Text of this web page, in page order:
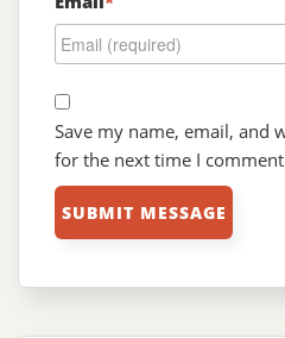
Save my name, email, and
for the next time I